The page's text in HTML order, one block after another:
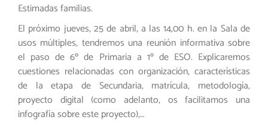
Estimadas familias.
El próximo jueves, 25 de abril, a las 14,00 h. en la Sala de
usos múltiples, tendremos una reunión informativa sobre
el paso de 6º de Primaria a 1º de ESO. Explicaremos
cuestiones relacionadas con organización, características
de la etapa de Secundaria, matrícula, metodología,
proyecto digital (como adelanto, os facilitamos una
infografía sobre este proyecto),…